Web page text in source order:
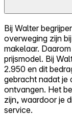
Bij Walter
overweging zijn
makelaar.
prijsmodel. Bij
2.950 en dit
gebracht nadat je
ontvangen. Het
zijn, waardoor je
service.